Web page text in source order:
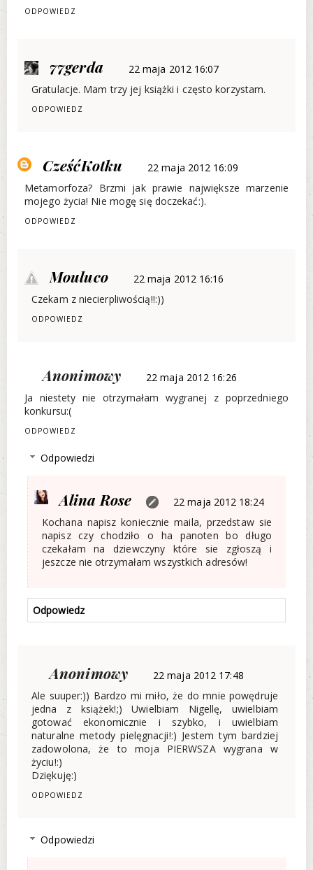
ODPOWIEDZ
77gerda
22 maja 2012 16:07
Gratulacje. Mam trzy jej książki i często korzystam.
ODPOWIEDZ
CześćKotku
22 maja 2012 16:09
Metamorfoza? Brzmi jak prawie największe marzenie
mojego życia! Nie mogę się doczekać:).
ODPOWIEDZ
Mouluco
22 maja 2012 16:16
Czekam z niecierpliwością!!:))
ODPOWIEDZ
Anonimowy
22 maja 2012 16:26
Ja niestety nie otrzymałam wygranej z poprzedniego
konkursu:(
ODPOWIEDZ
Odpowiedzi
Alina Rose
22 maja 2012 18:24
Kochana napisz koniecznie maila, przedstaw sie
napisz czy chodziło o ha panoten bo długo
czekałam na dziewczyny które sie zgłoszą i
jeszcze nie otrzymałam wszystkich adresów!
Odpowiedz
Anonimowy
22 maja 2012 17:48
Ale suuper:)) Bardzo mi miło, że do mnie powędruje
jedna z książek!;) Uwielbiam Nigellę, uwielbiam
gotować ekonomicznie i szybko, i uwielbiam
naturalne metody pielęgnacji!:) Jestem tym bardziej
zadowolona, że to moja PIERWSZA wygrana w
życiu!:)
Dziękuję:)
ODPOWIEDZ
Odpowiedzi